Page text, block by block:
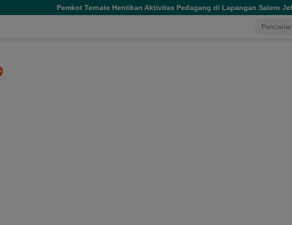
Ternate Hentikan Aktivitas Pedagang di Lapangan Salero Jelang HUT RI